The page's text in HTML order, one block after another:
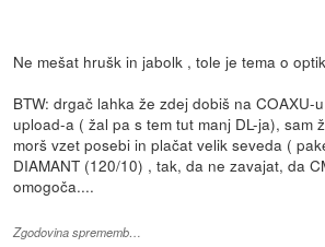
Ne mešat hrušk in jabolk , tole je tema o
BTW: drgač lahka že zdej dobiš na COAXU-
upload-a ( žal pa s tem tut manj DL-ja), sam
morš vzet posebi in plačat velik seveda (
DIAMANT (120/10) , tak, da ne zavajat, da
omogoča....
Zgodovina sprememb…